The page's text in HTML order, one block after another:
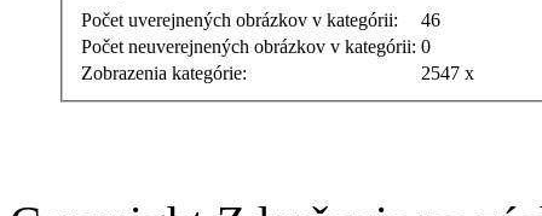
Počet uverejnených obrázkov v kategórii:
46
Počet neuverejnených obrázkov v kategórii: 0
Zobrazenia kategórie:
2547 x